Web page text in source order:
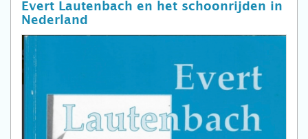
Evert Lautenbach en het schoonrijden in
Nederland